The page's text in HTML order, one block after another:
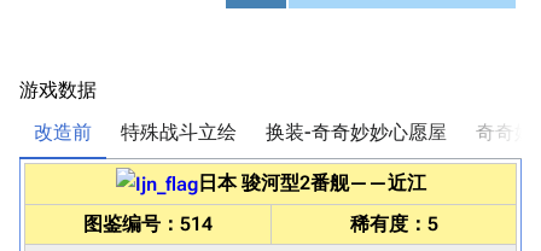
游戏数据
改造前 特殊战斗立绘 换装-奇奇妙妙心愿屋 奇奇妙
日本 骏河型2番舰——近江
图鉴编号：514
稀有度：5